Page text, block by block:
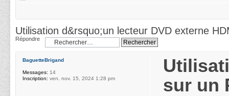
Utilisation d&rsquo;un lecteur DVD externe
Répondre
sur un
BaguetteBrigand
Messages: 14
Inscription: ven. nov. 15, 2024 1:28 pm